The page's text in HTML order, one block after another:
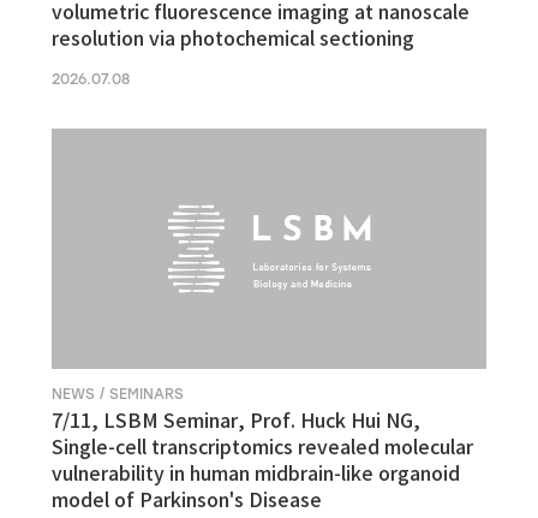
volumetric fluorescence imaging at nanoscale
resolution via photochemical sectioning
2026.07.08
NEWS / SEMINARS
7/11, LSBM Seminar, Prof. Huck Hui NG,
Single-cell transcriptomics revealed molecular
vulnerability in human midbrain-like organoid
model of Parkinson's Disease